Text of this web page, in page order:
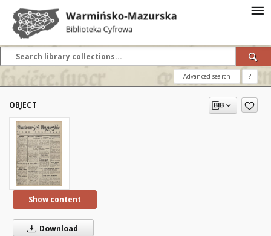
Advanced search ?
OBJECT
Show content
Download